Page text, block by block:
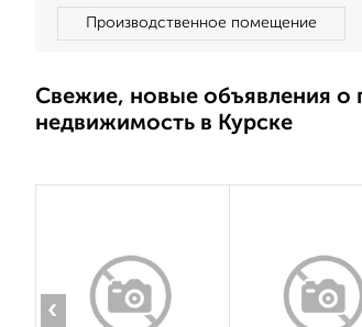
Производственное помещение
Свежие, новые объявления
недвижимость в Курске
‹